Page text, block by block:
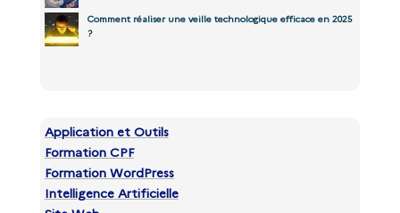
Comment réaliser une veille technologique efficace en 2025
?
Application et Outils
Formation CPF
Formation WordPress
Intelligence Artificielle